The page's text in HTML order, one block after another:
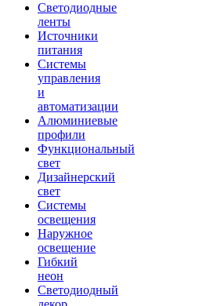
Светодиодные
ленты
Источники
питания
Системы
управления
и
автоматизации
Алюминиевые
профили
Функциональный
свет
Дизайнерский
свет
Системы
освещения
Наружное
освещение
Гибкий
неон
Светодиодный